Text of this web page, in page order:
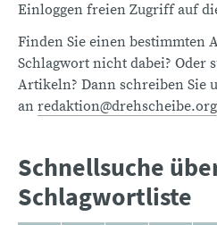
Einloggen freien Zugriff auf
Finden Sie einen bestimmten
Schlagwort nicht dabei? Oder
Artikeln? Dann schreiben Sie
an redaktion@drehscheibe.org
Schnellsuche
Schlagwortliste